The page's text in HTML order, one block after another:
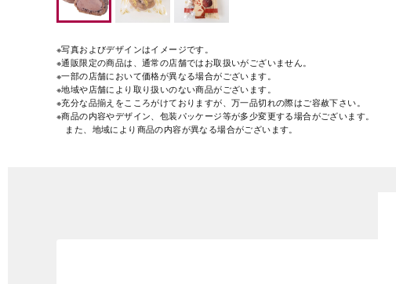
※写真およびデザインはイメージです。
※通販限定の商品は、通常の店舗ではお取扱いがございません。
※一部の店舗において価格が異なる場合がございます。
※地域や店舗により取り扱いのない商品がございます。
※充分な品揃えをこころがけておりますが、万一品切れの際はご容赦下さい。
※商品の内容やデザイン、包装パッケージ等が多少変更する場合がございます。
また、地域により商品の内容が異なる場合がございます。